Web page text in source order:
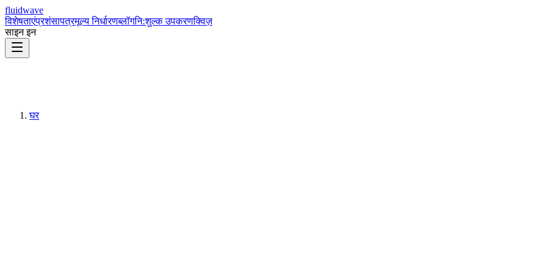
fluidwave
विशेषताएंप्रशंसापत्रमूल्य निर्धारणब्लॉगनि:शुल्क उपकरणक्विज़
साइन इन
घर